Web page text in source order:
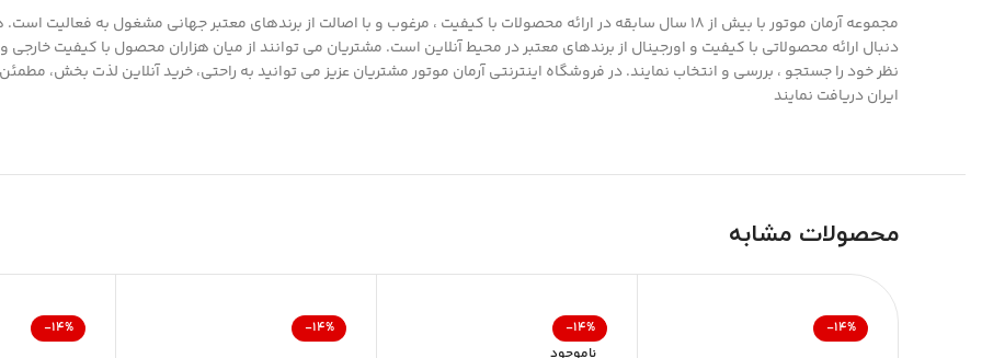
مجموعه آرمان موتور با بیش از 18 سال سابقه در ارائه محصولات با کيفيت ، مرغوب و با اصالت از برندهای معتبر جهانی مشغول
دنبال ارائه محصولاتی با کيفيت و اورجينال از برندهای معتبر در محيط آنلاين است. مشتريان می توانند از ميان هزاران محصول با کيفيت
نظر خود را جستجو ، بررسی و انتخاب نمايند. در فروشگاه اینترنتی آرمان موتور مشتريان عزیز می توانيد به راحتی، خرید آنلاین لذت بخش،
ایران دریافت نمایند
محصولات مشابه
-14%
-14%
ناموجود
-14%
-14%